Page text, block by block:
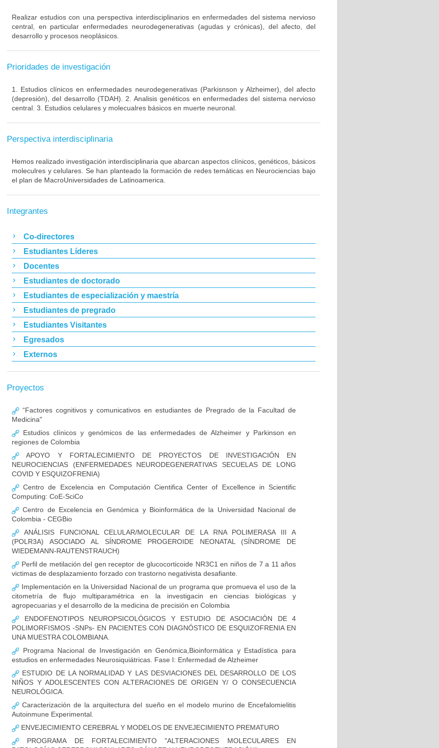
Realizar estudios con una perspectiva interdisciplinarios en enfermedades del sistema nervioso
central, en particular enfermedades neurodegenerativas (agudas y crónicas), del afecto, del
desarrollo y procesos neoplásicos.
Prioridades de investigación
1. Estudios clínicos en enfermedades neurodegenerativas (Parkisnson y Alzheimer), del afecto
(depresión), del desarrollo (TDAH). 2. Analisis genéticos en enfermedades del sistema nervioso
central. 3. Estudios celulares y molecualres básicos en muerte neuronal.
Perspectiva interdisciplinaria
Hemos realizado investigación interdisciplinaria que abarcan aspectos clínicos, genéticos, básicos
moleculres y celulares. Se han planteado la formación de redes temáticas en Neurociencias bajo
el plan de MacroUniversidades de Latinoamerica.
Integrantes
Co-directores
Estudiantes Líderes
Docentes
Estudiantes de doctorado
Estudiantes de especialización y maestría
Estudiantes de pregrado
Estudiantes Visitantes
Egresados
Externos
Proyectos
“Factores cognitivos y comunicativos en estudiantes de Pregrado de la Facultad de
Medicina"
Estudios clínicos y genómicos de las enfermedades de Alzheimer y Parkinson en
regiones de Colombia
APOYO Y FORTALECIMIENTO DE PROYECTOS DE INVESTIGACIÓN EN
NEUROCIENCIAS (ENFERMEDADES NEURODEGENERATIVAS SECUELAS DE LONG
COVID Y ESQUIZOFRENIA)
Centro de Excelencia en Computación Cientifica Center of Excellence in Scientific
Computing: CoE-SciCo
Centro de Excelencia en Genómica y Bioinformática de la Universidad Nacional de
Colombia - CEGBio
ANÁLISIS FUNCIONAL CELULAR/MOLECULAR DE LA RNA POLIMERASA III A
(POLR3A) ASOCIADO AL SÍNDROME PROGEROIDE NEONATAL (SÍNDROME DE
WIEDEMANN-RAUTENSTRAUCH)
Perfil de metilación del gen receptor de glucocorticoide NR3C1 en niños de 7 a 11 años
victimas de desplazamiento forzado con trastorno negativista desafiante.
Implementación en la Universidad Nacional de un programa que promueva el uso de la
citometría de flujo multiparamétrica en la investigacin en ciencias biológicas y
agropecuarias y el desarrollo de la medicina de precisión en Colombia
ENDOFENOTIPOS NEUROPSICOLÓGICOS Y ESTUDIO DE ASOCIACIÓN DE 4
POLIMORFISMOS -SNPs- EN PACIENTES CON DIAGNÓSTICO DE ESQUIZOFRENIA EN
UNA MUESTRA COLOMBIANA.
Programa Nacional de Investigación en Genómica,Bioinformática y Estadística para
estudios en enfermedades Neurosiquiátricas. Fase I: Enfermedad de Alzheimer
ESTUDIO DE LA NORMALIDAD Y LAS DESVIACIONES DEL DESARROLLO DE LOS
NIÑOS Y ADOLESCENTES CON ALTERACIONES DE ORIGEN Y/ O CONSECUENCIA
NEUROLÓGICA.
Caracterización de la arquitectura del sueño en el modelo murino de Encefalomielitis
Autoinmune Experimental.
ENVEJECIMIENTO CEREBRAL Y MODELOS DE ENVEJECIMIENTO PREMATURO
PROGRAMA DE FORTALECIMIENTO "ALTERACIONES MOLECULARES EN